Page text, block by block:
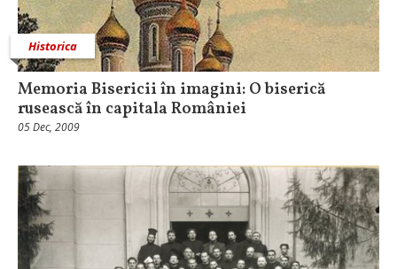
Historica
Memoria Bisericii în imagini: O biserică
rusească în capitala României
05 Dec, 2009